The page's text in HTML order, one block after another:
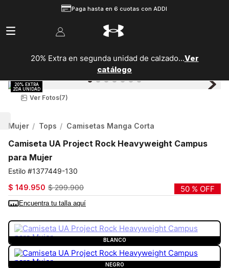
Paga hasta en 6 cuotas con ADDI
20% Extra en segunda unidad de calzado...Ver
catálogo
Ver Fotos(7)
Mujer Tops Camisetas Manga Corta
Camiseta UA Project Rock Heavyweight Campus
para Mujer
1377449-130
$ 149.950 $ 299.900 50 % OFF
Encuentra tu talla aquí
BLANCO
NEGRO